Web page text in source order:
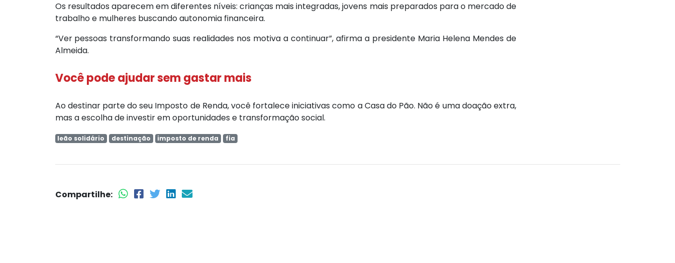
Os resultados aparecem em diferentes níveis: crianças mais integradas, jovens mais preparados para o mercado de
trabalho e mulheres buscando autonomia financeira.
“Ver pessoas transformando suas realidades nos motiva a continuar”, afirma a presidente Maria Helena Mendes de
Almeida.
Você pode ajudar sem gastar mais
Ao destinar parte do seu Imposto de Renda, você fortalece iniciativas como a Casa do Pão. Não é uma doação extra,
mas a escolha de investir em oportunidades e transformação social.
leão solidário destinação imposto de renda fia
Compartilhe: